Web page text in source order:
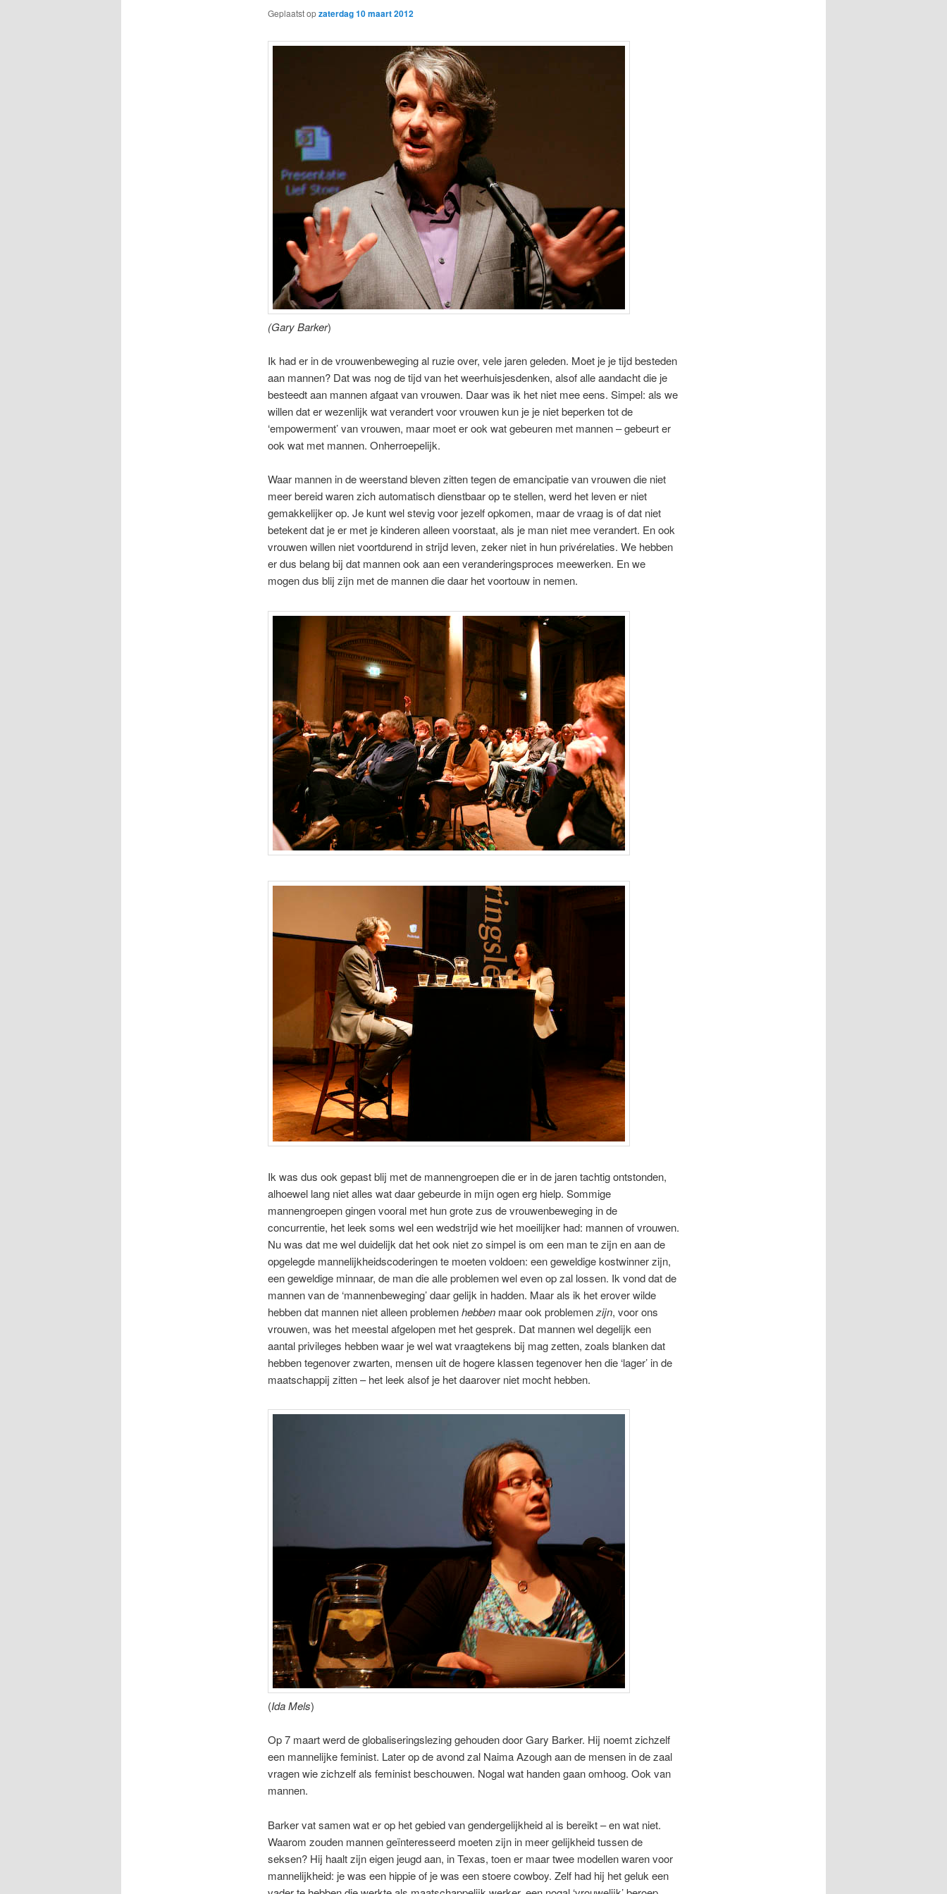
Geplaatst opzaterdag 10 maart 2012
(Gary Barker)
Ik had er in de vrouwenbeweging al ruzie over, vele jaren geleden. Moet je je tijd besteden
aan mannen? Dat was nog de tijd van het weerhuisjesdenken, alsof alle aandacht die je
besteedt aan mannen afgaat van vrouwen. Daar was ik het niet mee eens. Simpel: als we
willen dat er wezenlijk wat verandert voor vrouwen kun je je niet beperken tot de
‘empowerment’ van vrouwen, maar moet er ook wat gebeuren met mannen – gebeurt er
ook wat met mannen. Onherroepelijk.
Waar mannen in de weerstand bleven zitten tegen de emancipatie van vrouwen die niet
meer bereid waren zich automatisch dienstbaar op te stellen, werd het leven er niet
gemakkelijker op. Je kunt wel stevig voor jezelf opkomen, maar de vraag is of dat niet
betekent dat je er met je kinderen alleen voorstaat, als je man niet mee verandert. En ook
vrouwen willen niet voortdurend in strijd leven, zeker niet in hun privérelaties. We hebben
er dus belang bij dat mannen ook aan een veranderingsproces meewerken. En we
mogen dus blij zijn met de mannen die daar het voortouw in nemen.
Ik was dus ook gepast blij met de mannengroepen die er in de jaren tachtig ontstonden,
alhoewel lang niet alles wat daar gebeurde in mijn ogen erg hielp. Sommige
mannengroepen gingen vooral met hun grote zus de vrouwenbeweging in de
concurrentie, het leek soms wel een wedstrijd wie het moeilijker had: mannen of vrouwen.
Nu was dat me wel duidelijk dat het ook niet zo simpel is om een man te zijn en aan de
opgelegde mannelijkheidscoderingen te moeten voldoen: een geweldige kostwinner zijn,
een geweldige minnaar, de man die alle problemen wel even op zal lossen. Ik vond dat de
mannen van de ‘mannenbeweging’ daar gelijk in hadden. Maar als ik het erover wilde
hebben dat mannen niet alleen problemenhebbenmaar ook problemenzijn, voor ons
vrouwen, was het meestal afgelopen met het gesprek. Dat mannen wel degelijk een
aantal privileges hebben waar je wel wat vraagtekens bij mag zetten, zoals blanken dat
hebben tegenover zwarten, mensen uit de hogere klassen tegenover hen die ‘lager’ in de
maatschappij zitten – het leek alsof je het daarover niet mocht hebben.
(Ida Mels)
Op 7 maart werd de globaliseringslezing gehouden door Gary Barker. Hij noemt zichzelf
een mannelijke feminist. Later op de avond zal Naima Azough aan de mensen in de zaal
vragen wie zichzelf als feminist beschouwen. Nogal wat handen gaan omhoog. Ook van
mannen.
Barker vat samen wat er op het gebied van gendergelijkheid al is bereikt – en wat niet.
Waarom zouden mannen geïnteresseerd moeten zijn in meer gelijkheid tussen de
seksen? Hij haalt zijn eigen jeugd aan, in Texas, toen er maar twee modellen waren voor
mannelijkheid: je was een hippie of je was een stoere cowboy. Zelf had hij het geluk een